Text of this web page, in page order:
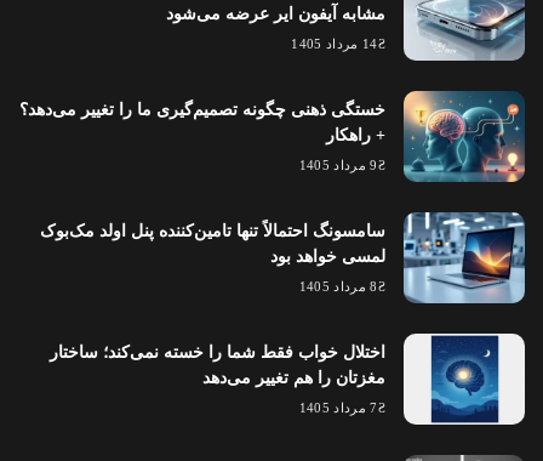
مشابه آیفون ایر عرضه می‌شود
14 مرداد 1405
خستگی ذهنی چگونه تصمیم‌گیری ما را تغییر می‌دهد؟
+ راهکار
9 مرداد 1405
سامسونگ احتمالاً تنها تامین‌کننده پنل اولد مک‌بوک
لمسی خواهد بود
8 مرداد 1405
اختلال خواب فقط شما را خسته نمی‌کند؛ ساختار
مغزتان را هم تغییر می‌دهد
7 مرداد 1405